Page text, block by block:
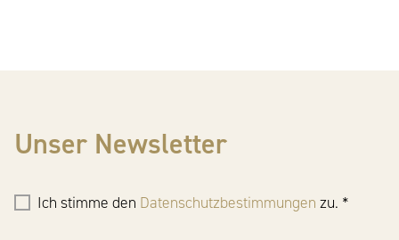
Unser Newsletter
Ich stimme den Datenschutzbestimmungen zu. *